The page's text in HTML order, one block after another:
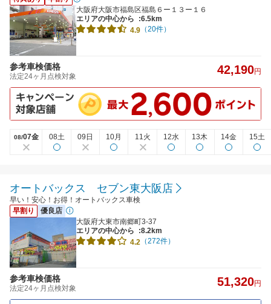
大阪府大阪市福島区福島６ー１３ー１６
エリアの中心から
:6.5km
4.9 （20件）
参考車検価格
法定24ヶ月点検対象 42,190円
08/07金 08土 09日 10月 11火 12水 13木 14金 15土
オートバックス セブン東大阪店
早い！安心！お得！オートバックス車検
早割り
優良店
大阪府大東市南郷町3-37
エリアの中心から
:8.2km
4.2 （272件）
参考車検価格
法定24ヶ月点検対象 51,320円